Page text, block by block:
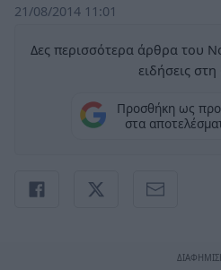
21/08/2014 11:01
Δες περισσότερα άρθρα του
ειδήσεις
Προσθήκη ως
στα